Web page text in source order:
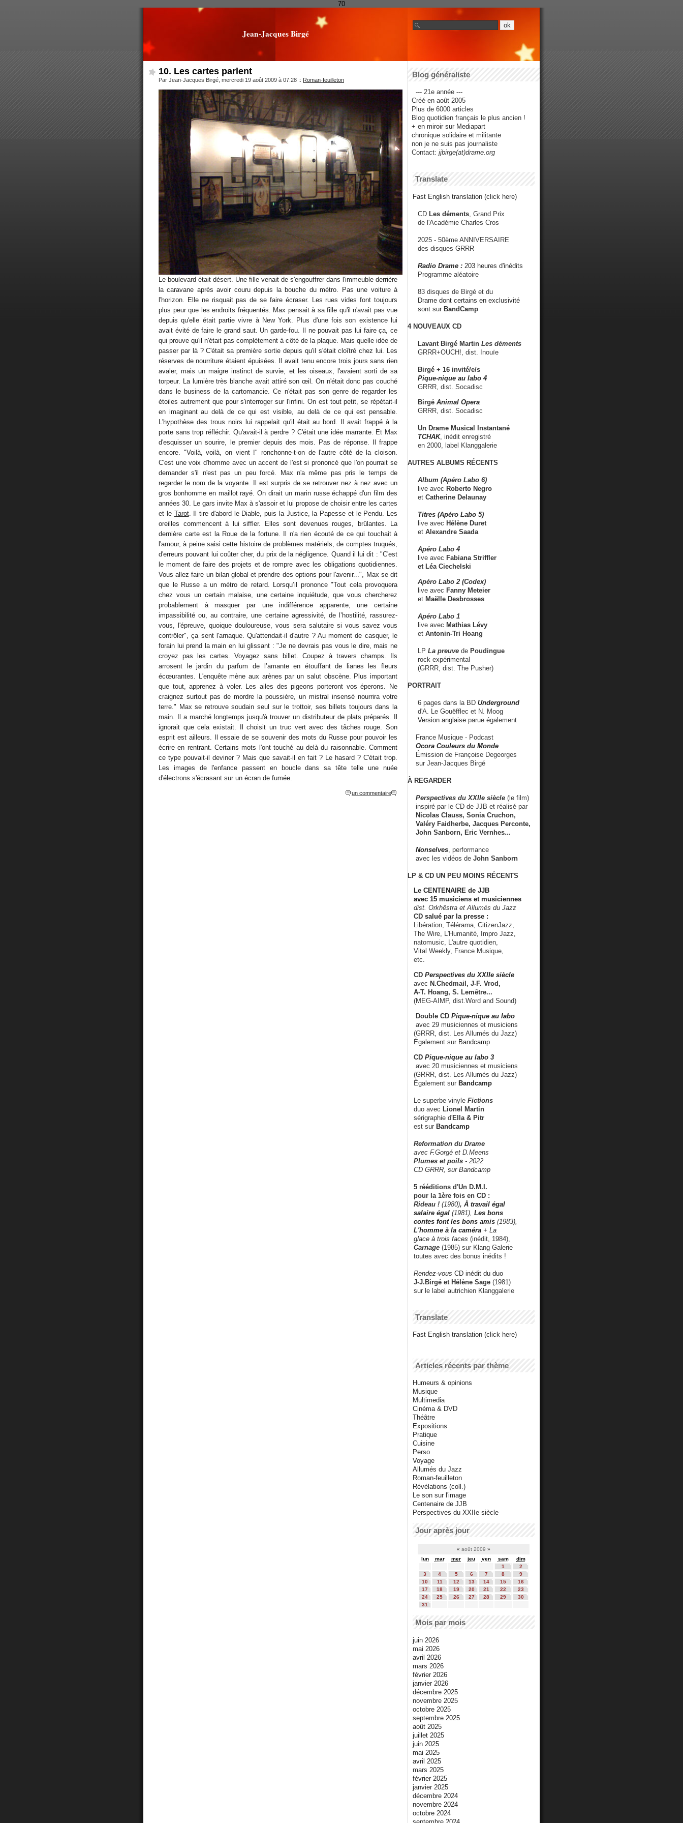
70
Jean-Jacques Birgé
10. Les cartes parlent
Par Jean-Jacques Birgé, mercredi 19 août 2009 à 07:28 :: Roman-feuilleton
Le boulevard était désert. Une fille venait de s'engouffrer dans l'immeuble derrière
la caravane après avoir couru depuis la bouche du métro. Pas une voiture à
l'horizon. Elle ne risquait pas de se faire écraser. Les rues vides font toujours
plus peur que les endroits fréquentés. Max pensait à sa fille qu'il n'avait pas vue
depuis qu'elle était partie vivre à New York. Plus d'une fois son existence lui
avait évité de faire le grand saut. Un garde-fou. Il ne pouvait pas lui faire ça, ce
qui prouve qu'il n'était pas complètement à côté de la plaque. Mais quelle idée de
passer par là ? C'était sa première sortie depuis qu'il s'était cloîtré chez lui. Les
réserves de nourriture étaient épuisées. Il avait tenu encore trois jours sans rien
avaler, mais un maigre instinct de survie, et les oiseaux, l'avaient sorti de sa
torpeur. La lumière très blanche avait attiré son œil. On n'était donc pas couché
dans le business de la cartomancie. Ce n'était pas son genre de regarder les
étoiles autrement que pour s'interroger sur l'infini. On est tout petit, se répétait-il
en imaginant au delà de ce qui est visible, au delà de ce qui est pensable.
L'hypothèse des trous noirs lui rappelait qu'il était au bord. Il avait frappé à la
porte sans trop réfléchir. Qu'avait-il à perdre ? C'était une idée marrante. Et Max
d'esquisser un sourire, le premier depuis des mois. Pas de réponse. Il frappe
encore. "Voilà, voilà, on vient !" ronchonne-t-on de l'autre côté de la cloison.
C'est une voix d'homme avec un accent de l'est si prononcé que l'on pourrait se
demander s'il n'est pas un peu forcé. Max n'a même pas pris le temps de
regarder le nom de la voyante. Il est surpris de se retrouver nez à nez avec un
gros bonhomme en maillot rayé. On dirait un marin russe échappé d'un film des
années 30. Le gars invite Max à s'assoir et lui propose de choisir entre les cartes
et le Tarot. Il tire d'abord le Diable, puis la Justice, la Papesse et le Pendu. Les
oreilles commencent à lui siffler. Elles sont devenues rouges, brûlantes. La
dernière carte est la Roue de la fortune. Il n'a rien écouté de ce qui touchait à
l'amour, à peine saisi cette histoire de problèmes matériels, de comptes truqués,
d'erreurs pouvant lui coûter cher, du prix de la négligence. Quand il lui dit : "C'est
le moment de faire des projets et de rompre avec les obligations quotidiennes.
Vous allez faire un bilan global et prendre des options pour l'avenir...", Max se dit
que le Russe a un métro de retard. Lorsqu’il prononce "Tout cela provoquera
chez vous un certain malaise, une certaine inquiétude, que vous chercherez
probablement à masquer par une indifférence apparente, une certaine
impassibilité ou, au contraire, une certaine agressivité, de l’hostilité, rassurez-
vous, l'épreuve, quoique douloureuse, vous sera salutaire si vous savez vous
contrôler", ça sent l'arnaque. Qu'attendait-il d'autre ? Au moment de casquer, le
forain lui prend la main en lui glissant : "Je ne devrais pas vous le dire, mais ne
croyez pas les cartes. Voyagez sans billet. Coupez à travers champs. Ils
arrosent le jardin du parfum de l’amante en étouffant de lianes les fleurs
écœurantes. L'enquête mène aux arènes par un salut obscène. Plus important
que tout, apprenez à voler. Les ailes des pigeons porteront vos éperons. Ne
craignez surtout pas de mordre la poussière, un mistral insensé nourrira votre
terre." Max se retrouve soudain seul sur le trottoir, ses billets toujours dans la
main. Il a marché longtemps jusqu'à trouver un distributeur de plats préparés. Il
ignorait que cela existait. Il choisit un truc vert avec des tâches rouge. Son
esprit est ailleurs. Il essaie de se souvenir des mots du Russe pour pouvoir les
écrire en rentrant. Certains mots l'ont touché au delà du raisonnable. Comment
ce type pouvait-il deviner ? Mais que savait-il en fait ? Le hasard ? C'était trop.
Les images de l'enfance passent en boucle dans sa tête telle une nuée
d'électrons s'écrasant sur un écran de fumée.
un commentaire
Blog généraliste
--- 21e année ---
Créé en août 2005
Plus de 6000 articles
Blog quotidien français le plus ancien !
+ en miroir sur Mediapart
chronique solidaire et militante
non je ne suis pas journaliste
Contact: jjbirge(at)drame.org
Translate
Fast English translation (click here)
CD Les déments , Grand Prix
de l'Académie Charles Cros
2025 - 50ème ANNIVERSAIRE
des disques GRRR
Radio Drame : 203 heures d'inédits
Programme aléatoire
83 disques de Birgé et du
Drame dont certains en exclusivité
sont sur BandCamp
4 NOUVEAUX CD
Lavant Birgé Martin Les déments
GRRR+OUCH!, dist. Inouïe
Birgé + 16 invité/e/s
Pique-nique au labo 4
GRRR, dist. Socadisc
Birgé Animal Opera
GRRR, dist. Socadisc
Un Drame Musical Instantané
TCHAK, inédit enregistré
en 2000, label Klanggalerie
AUTRES ALBUMS RÉCENTS
Album (Apéro Labo 6)
live avec Roberto Negro
et Catherine Delaunay
Titres (Apéro Labo 5)
live avec Hélène Duret
et Alexandre Saada
Apéro Labo 4
live avec Fabiana Striffler
et Léa Ciechelski
Apéro Labo 2 (Codex)
live avec Fanny Meteier
et Maëlle Desbrosses
Apéro Labo 1
live avec Mathias Lévy
et Antonin-Tri Hoang
LP La preuve de Poudingue
rock expérimental
(GRRR, dist. The Pusher)
PORTRAIT
6 pages dans la BD Underground
d'A. Le Gouëfflec et N. Moog
Version anglaise parue également
France Musique - Podcast
Ocora Couleurs du Monde
Émission de Françoise Degeorges
sur Jean-Jacques Birgé
À REGARDER
Perspectives du XXIIe siècle (le film)
inspiré par le CD de JJB et réalisé par
Nicolas Clauss, Sonia Cruchon,
Valéry Faidherbe, Jacques Perconte,
John Sanborn, Eric Vernhes...
Nonselves , performance
avec les vidéos de John Sanborn
LP & CD UN PEU MOINS RÉCENTS
Le CENTENAIRE de JJB
avec 15 musiciens et musiciennes
dist. Orkhêstra et Allumés du Jazz
CD salué par la presse :
Libération, Télérama, CitizenJazz,
The Wire, L'Humanité, Impro Jazz,
natomusic, L'autre quotidien,
Vital Weekly, France Musique,
etc.
CD Perspectives du XXIIe siècle
avec N.Chedmail, J-F. Vrod,
A-T. Hoang, S. Lemêtre...
(MEG-AIMP, dist.Word and Sound)
Double CD Pique-nique au labo
avec 29 musiciennes et musiciens
(GRRR, dist. Les Allumés du Jazz)
Également sur Bandcamp
CD Pique-nique au labo 3
avec 20 musiciennes et musiciens
(GRRR, dist. Les Allumés du Jazz)
Également sur Bandcamp
Le superbe vinyle Fictions
duo avec Lionel Martin
sérigraphie d'Ella & Pitr
est sur Bandcamp
Reformation du Drame
avec F.Gorgé et D.Meens
Plumes et poils - 2022
CD GRRR, sur Bandcamp
5 rééditions d'Un D.M.I.
pour la 1ère fois en CD :
Rideau ! (1980), À travail égal
salaire égal (1981), Les bons
contes font les bons amis (1983),
L'homme à la caméra + La
glace à trois faces (inédit, 1984),
Carnage (1985) sur Klang Galerie
toutes avec des bonus inédits !
Rendez-vous CD inédit du duo
J-J.Birgé et Hélène Sage (1981)
sur le label autrichien Klanggalerie
Translate
Fast English translation (click here)
Articles récents par thème
Humeurs & opinions
Musique
Multimedia
Cinéma & DVD
Théâtre
Expositions
Pratique
Cuisine
Perso
Voyage
Allumés du Jazz
Roman-feuilleton
Révélations (coll.)
Le son sur l'image
Centenaire de JJB
Perspectives du XXIIe siècle
Jour après jour
« août 2009 »
lun
mar mer jeu ven sam
dim
1
2
3
4 5 6 7 8
9
10
11 12 13 14 15
16
17
18 19 20 21 22
23
24
25 26 27 28 29
30
31
Mois par mois
juin 2026
mai 2026
avril 2026
mars 2026
février 2026
janvier 2026
décembre 2025
novembre 2025
octobre 2025
septembre 2025
août 2025
juillet 2025
juin 2025
mai 2025
avril 2025
mars 2025
février 2025
janvier 2025
décembre 2024
novembre 2024
octobre 2024